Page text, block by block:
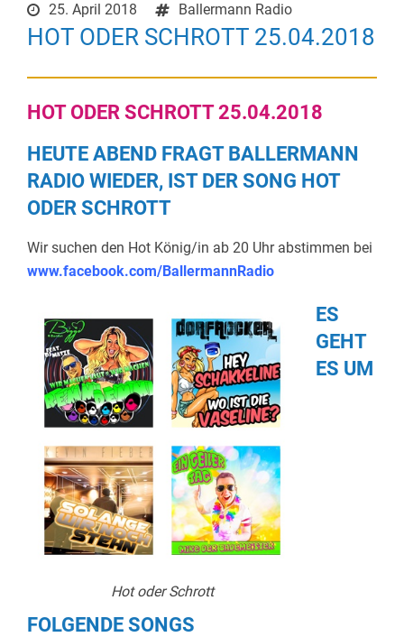
25. April 2018 Ballermann Radio
HOT ODER SCHROTT 25.04.2018
HOT ODER SCHROTT 25.04.2018
HEUTE ABEND FRAGT BALLERMANN
RADIO WIEDER, IST DER SONG HOT
ODER SCHROTT
Wir suchen den Hot König/in ab 20 Uhr abstimmen bei
www.facebook.com/BallermannRadio
Hot oder Schrott
ES
GEHT
ES UM
FOLGENDE SONGS